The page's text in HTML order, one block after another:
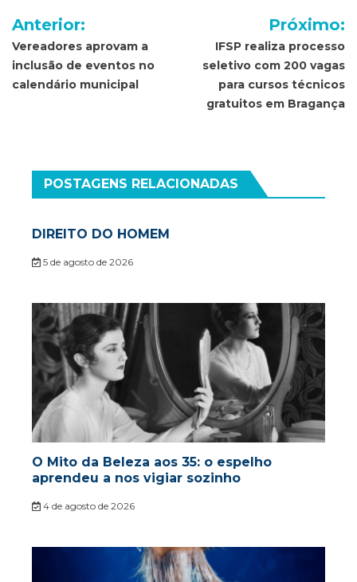
Navegação
de
Post
Anterior:
Vereadores aprovam a
inclusão de eventos no
calendário municipal
Próximo:
IFSP realiza processo
seletivo com 200 vagas
para cursos técnicos
gratuitos em Bragança
POSTAGENS RELACIONADAS
DIREITO DO HOMEM
5 de agosto de 2026
O Mito da Beleza aos 35: o espelho
aprendeu a nos vigiar sozinho
4 de agosto de 2026